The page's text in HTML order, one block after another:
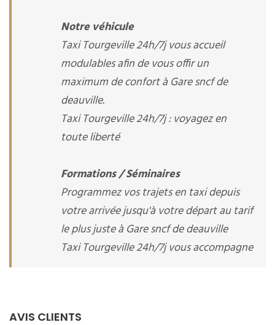
Notre véhicule
Taxi Tourgeville 24h/7j vous accueil
modulables afin de vous offir un
maximum de confort à Gare sncf de
deauville.
Taxi Tourgeville 24h/7j : voyagez en
toute liberté
Formations / Séminaires
Programmez vos trajets en taxi depuis
votre arrivée jusqu'à votre départ au tarif
le plus juste à Gare sncf de deauville
Taxi Tourgeville 24h/7j vous accompagne
AVIS CLIENTS